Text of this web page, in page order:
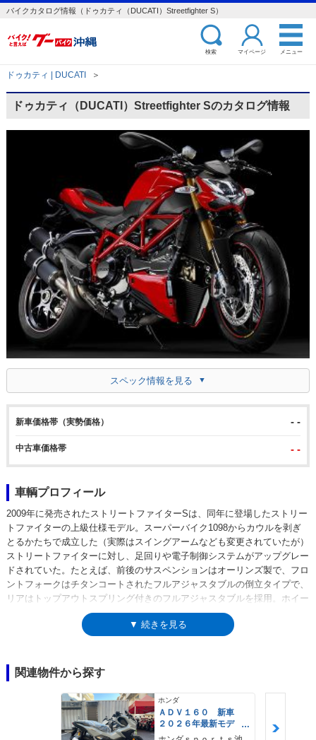
バイクカタログ情報（ドゥカティ（DUCATI）Streetfighter S）
検索 マイページ メニュー
ドゥカティ | DUCATI ＞
ドゥカティ（DUCATI）Streetfighter Sのカタログ情報
スペック情報を見る
新車価格帯（実勢価格） - -
中古車価格帯 - -
車輌プロフィール
2009年に発売されたストリートファイターSは、同年に登場したストリー
トファイターの上級仕様モデル。スーパーバイク1098からカウルを剥ぎ
とるかたちで成立した（実際はスイングアームなども変更されていたが）
ストリートファイターに対し、足回りや電子制御システムがアップグレー
ドされていた。たとえば、前後のサスペンションはオーリンズ製で、フロ
ントフォークはチタンコートされたフルアジャスタブルの倒立タイプで、
リアはトップアウトスプリング付きのフルアジャスタブルを採用。ホイー
ルはマルケジーニ製のアルミ鍛造で、スタンダードモデルには搭載されな
かったトラクションコントロール（DTC)も標準装備していた。スタンダ
848EVOベース）が登場し、ストリートファイターSにも、ハンドルバー
を20ミリ高く、フットペグの幅を10ミリ広げるといった小変更が加えら
▼ 続きを見る
関連物件から探す
ホンダ
ＡＤＶ１６０ 新車
２０２６年最新モデ
ル パールスモーキー